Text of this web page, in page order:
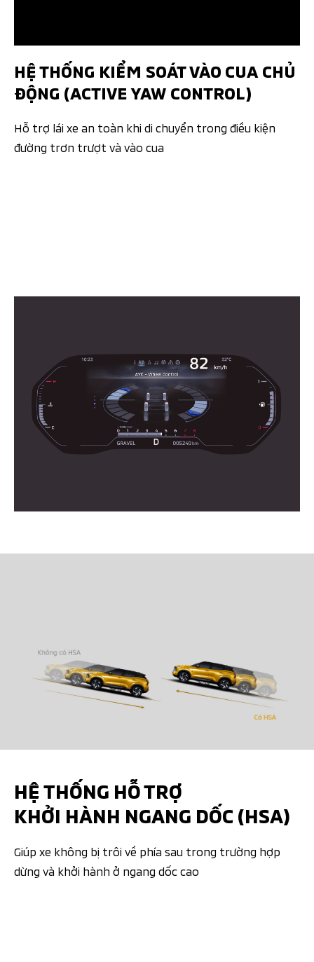
HỆ THỐNG KIỂM SOÁT VÀO CUA CHỦ
ĐỘNG (ACTIVE YAW CONTROL)
Hỗ trợ lái xe an toàn khi di chuyển trong điều kiện
đường trơn trượt và vào cua
HỆ THỐNG HỖ TRỢ
KHỞI HÀNH NGANG DỐC (HSA)
Giúp xe không bị trôi về phía sau trong trường hợp
dừng và khởi hành ở ngang dốc cao